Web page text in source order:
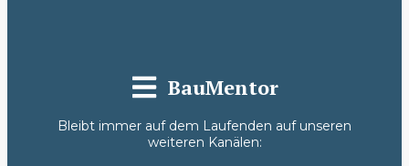
BauMentor
Bleibt immer auf dem Laufenden auf unseren
weiteren Kanälen: